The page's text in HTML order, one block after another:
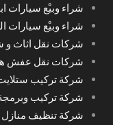
شراء وبيْع سيارات
شراء وبيْع سيارات
شركات نقل اثاث
شركات نقل عفش
شركة تركيب
شركة تركيب
شركة تنظيف منازل